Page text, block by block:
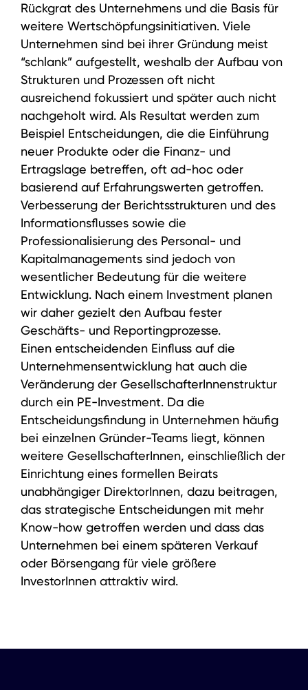
Investmentansatz
Wertsteigerungsansatz
M&A Berater
Wer wir sind
Portfolio
Karriere
ESG
Wissen
LinkedIn
DEUTSCH ENGLISH
Rückgrat des Unternehmens und die Basis für
weitere Wertschöpfungsinitiativen. Viele
Unternehmen sind bei ihrer Gründung meist
“schlank” aufgestellt, weshalb der Aufbau von
Strukturen und Prozessen oft nicht
ausreichend fokussiert und später auch nicht
nachgeholt wird. Als Resultat werden zum
Beispiel Entscheidungen, die die Einführung
neuer Produkte oder die Finanz- und
Ertragslage betreffen, oft ad-hoc oder
basierend auf Erfahrungswerten getroffen.
Verbesserung der Berichtsstrukturen und des
Informationsflusses sowie die
Professionalisierung des Personal- und
Kapitalmanagements sind jedoch von
wesentlicher Bedeutung für die weitere
Entwicklung. Nach einem Investment planen
wir daher gezielt den Aufbau fester
Geschäfts- und Reportingprozesse.
Einen entscheidenden Einfluss auf die
Unternehmensentwicklung hat auch die
Veränderung der GesellschafterInnenstruktur
durch ein PE-Investment. Da die
Entscheidungsfindung in Unternehmen häufig
bei einzelnen Gründer-Teams liegt, können
weitere GesellschafterInnen, einschließlich der
Einrichtung eines formellen Beirats
unabhängiger DirektorInnen, dazu beitragen,
das strategische Entscheidungen mit mehr
Know-how getroffen werden und dass das
Unternehmen bei einem späteren Verkauf
oder Börsengang für viele größere
InvestorInnen attraktiv wird.